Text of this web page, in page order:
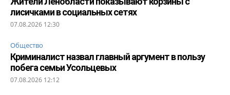
лисичками в социальных сетях
07.08.2026 12:30
Общество
Криминалист назвал главный аргумент в пользу
побега семьи Усольцевых
07.08.2026 12:12